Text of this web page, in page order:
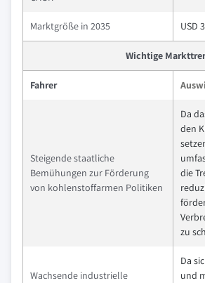
Marktgröße in 2035 USD
Wichtige
Fahrer
Steigende staatliche
Bemühungen zur Förderung
von kohlenstoffarmen Politiken
Da
den
die
zu
Wachsende industrielle
Da
und